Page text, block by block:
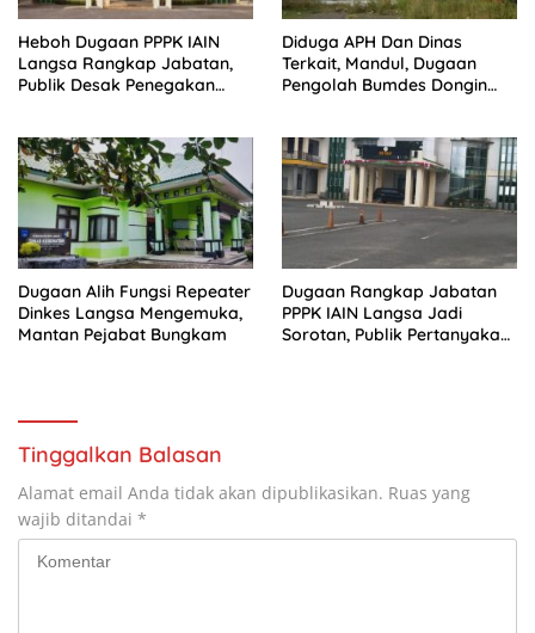
Heboh Dugaan PPPK IAIN
Langsa Rangkap Jabatan,
Publik Desak Penegakan
Diduga APH Dan Dinas
Terkait, Mandul, Dugaan
Pengolah Bumdes Dongin
Dugaan Alih Fungsi Repeater
Dinkes Langsa Mengemuka,
Mantan Pejabat Bungkam
Dugaan Rangkap Jabatan
PPPK IAIN Langsa Jadi
Sorotan, Publik Pertanyakan
Tinggalkan Balasan
Alamat email Anda tidak akan dipublikasikan. Ruas yang
wajib ditandai *